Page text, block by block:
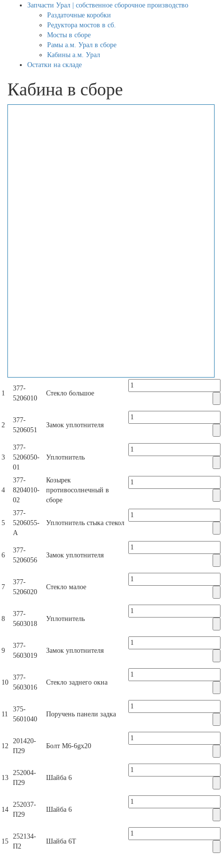
Запчасти Урал | собственное сборочное производство
Раздаточные коробки
Редуктора мостов в сб.
Мосты в сборе
Рамы а.м. Урал в сборе
Кабины а.м. Урал
Остатки на складе
Кабина в сборе
1
377-
5206010
Стекло большое
2
377-
5206051
Замок уплотнителя
3
377-
5206050-
01
Уплотнитель
4
377-
8204010-
02
Козырек
противосолнечный в
сборе
5
377-
5206055-
А
Уплотнитель стыка стекол
6
377-
5206056
Замок уплотнителя
7
377-
5206020
Стекло малое
8
377-
5603018
Уплотнитель
9
377-
5603019
Замок уплотнителя
10
377-
5603016
Стекло заднего окна
11
375-
5601040
Поручень панели задка
12
201420-
П29
Болт М6-6gх20
13
252004-
П29
Шайба 6
14
252037-
П29
Шайба 6
15
252134-
П2
Шайба 6Т